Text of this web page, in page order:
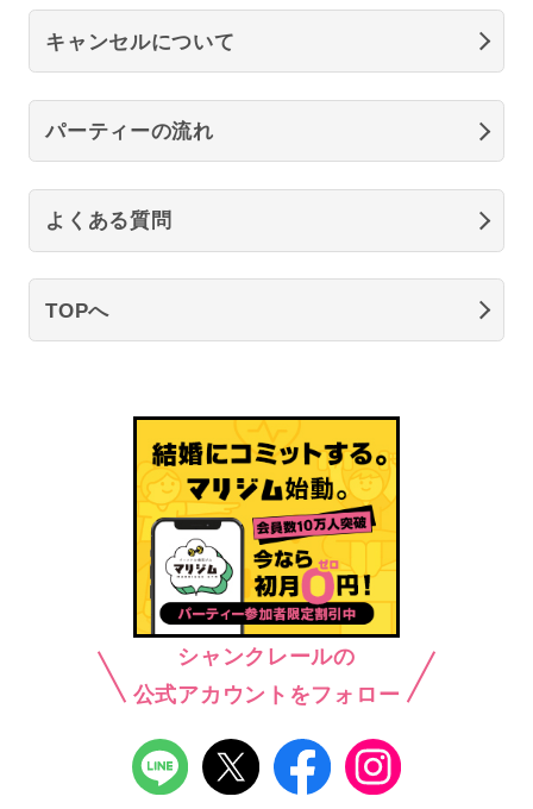
キャンセルについて
パーティーの流れ
よくある質問
TOPへ
シャンクレールの
公式アカウントをフォロー